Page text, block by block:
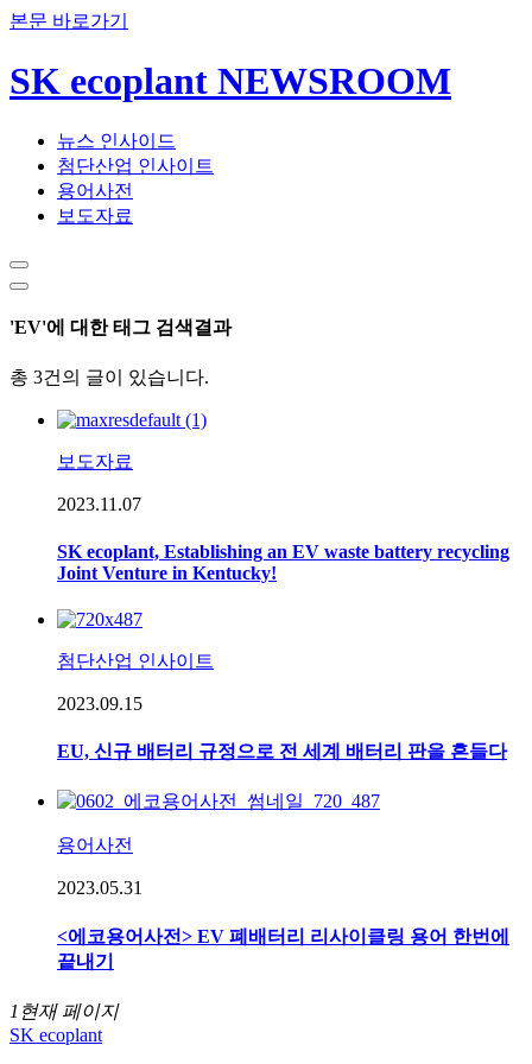
본문 바로가기
SK ecoplant NEWSROOM
뉴스 인사이드
첨단산업 인사이트
용어사전
보도자료
'EV'에 대한 태그 검색결과
총 3건의 글이 있습니다.
보도자료
2023.11.07
SK ecoplant, Establishing an EV waste battery recycling
Joint Venture in Kentucky!
첨단산업 인사이트
2023.09.15
EU, 신규 배터리 규정으로 전 세계 배터리 판을 흔들다
용어사전
2023.05.31
<에코용어사전> EV 폐배터리 리사이클링 용어 한번에
끝내기
1 현재 페이지
SK ecoplant